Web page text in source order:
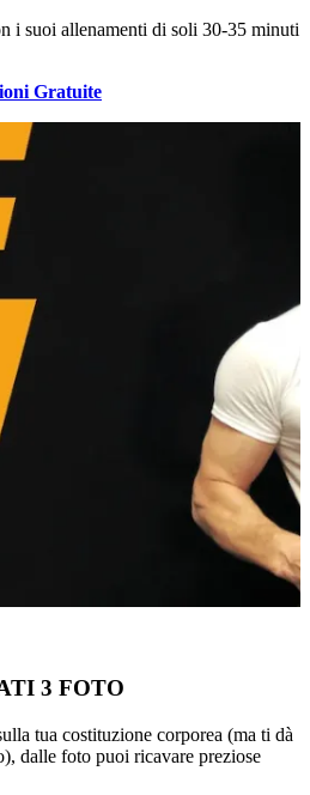
suoi allenamenti di soli 30-35 minuti
Gratuite
3 FOTO
tua costituzione corporea (ma ti dà
dalle foto puoi ricavare preziose